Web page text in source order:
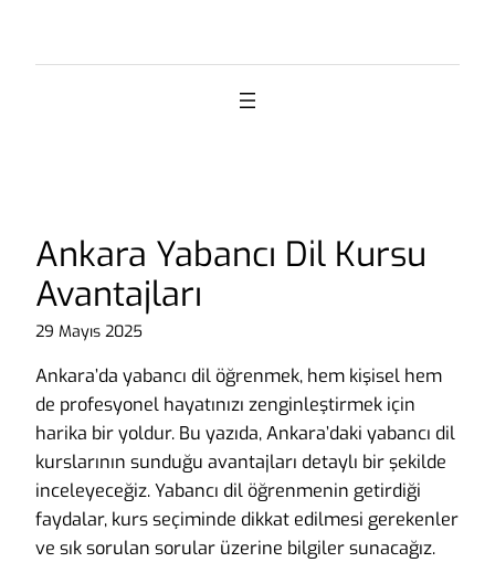
Ankara Yabancı Dil Kursu
Avantajları
29 Mayıs 2025
Ankara’da yabancı dil öğrenmek, hem kişisel hem
de profesyonel hayatınızı zenginleştirmek için
harika bir yoldur. Bu yazıda, Ankara’daki yabancı dil
kurslarının sunduğu avantajları detaylı bir şekilde
inceleyeceğiz. Yabancı dil öğrenmenin getirdiği
faydalar, kurs seçiminde dikkat edilmesi gerekenler
ve sık sorulan sorular üzerine bilgiler sunacağız.